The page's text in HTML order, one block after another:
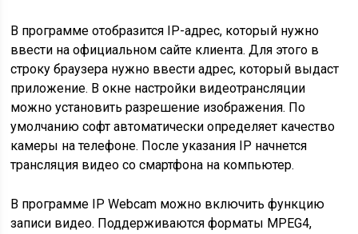
В программе отобразится IP-адрес, который нужно
ввести на официальном сайте клиента. Для этого в
строку браузера нужно ввести адрес, который выдаст
приложение. В окне настройки видеотрансляции
можно установить разрешение изображения. По
умолчанию софт автоматически определяет качество
камеры на телефоне. После указания IP начнется
трансляция видео со смартфона на компьютер.
В программе IP Webcam можно включить функцию
записи видео. Поддерживаются форматы MPEG4,